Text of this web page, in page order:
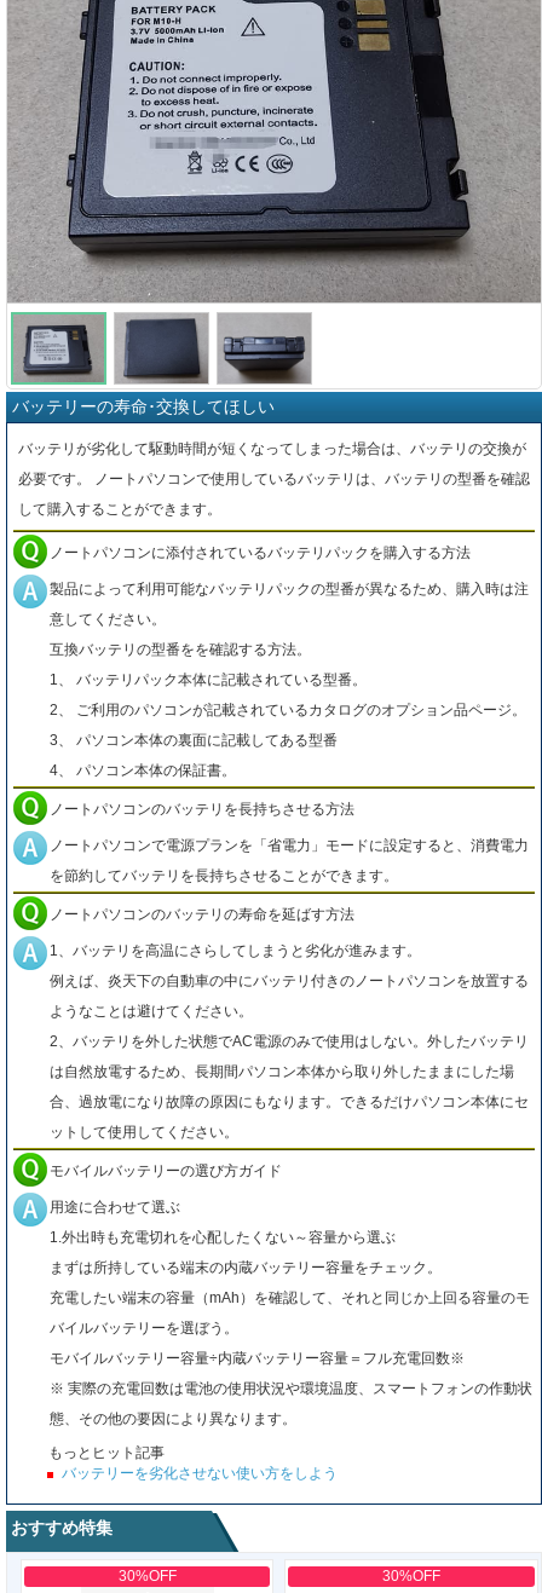
バッテリーの寿命･交換してほしい
バッテリが劣化して駆動時間が短くなってしまった場合は、バッテリの交換が
必要です。 ノートパソコンで使用しているバッテリは、バッテリの型番を確認
して購入することができます。
ノートパソコンに添付されているバッテリパックを購入する方法
製品によって利用可能なバッテリパックの型番が異なるため、購入時は注
意してください。
互換バッテリの型番をを確認する方法。
1、 バッテリパック本体に記載されている型番。
2、 ご利用のパソコンが記載されているカタログのオプション品ページ。
3、 パソコン本体の裏面に記載してある型番
4、 パソコン本体の保証書。
ノートパソコンのバッテリを長持ちさせる方法
ノートパソコンで電源プランを「省電力」モードに設定すると、消費電力
を節約してバッテリを長持ちさせることができます。
ノートパソコンのバッテリの寿命を延ばす方法
1、バッテリを高温にさらしてしまうと劣化が進みます。
例えば、炎天下の自動車の中にバッテリ付きのノートパソコンを放置する
ようなことは避けてください。
2、バッテリを外した状態でAC電源のみで使用はしない。外したバッテリ
は自然放電するため、長期間パソコン本体から取り外したままにした場
合、過放電になり故障の原因にもなります。できるだけパソコン本体にセ
ットして使用してください。
モバイルバッテリーの選び方ガイド
用途に合わせて選ぶ
1.外出時も充電切れを心配したくない～容量から選ぶ
まずは所持している端末の内蔵バッテリー容量をチェック。
充電したい端末の容量（mAh）を確認して、それと同じか上回る容量のモ
バイルバッテリーを選ぼう。
モバイルバッテリー容量÷内蔵バッテリー容量＝フル充電回数※
※ 実際の充電回数は電池の使用状況や環境温度、スマートフォンの作動状
態、その他の要因により異なります。
もっとヒット記事
バッテリーを劣化させない使い方をしよう
おすすめ特集
30%OFF 30%OFF